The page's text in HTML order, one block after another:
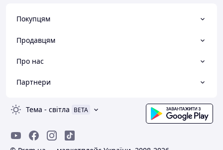
Покупцям
Продавцям
Про нас
Партнери
Тема - світла BETA